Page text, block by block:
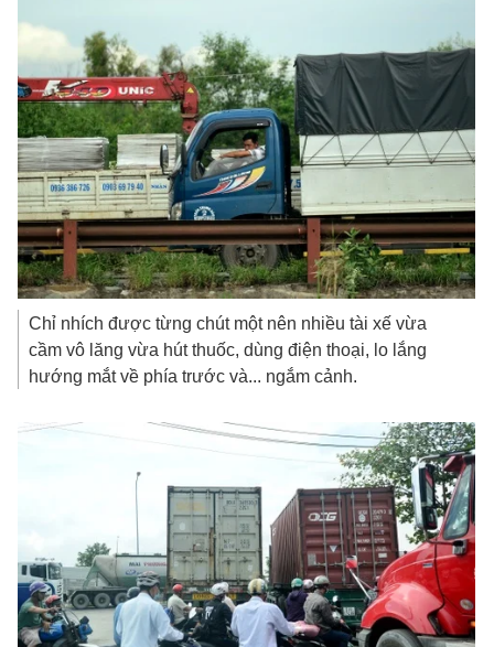
Chỉ nhích được từng chút một nên nhiều tài xế vừa
cầm vô lăng vừa hút thuốc, dùng điện thoại, lo lắng
hướng mắt về phía trước và... ngắm cảnh.